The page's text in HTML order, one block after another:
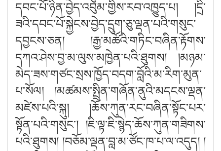
དབང་པོ་ཉིན་བྱེད་འབུམ་གྱིས་རབ་འཁྱུད་པ། །དྲི་
ཟའི་དབང་པོ་སྐྱེངས་བྱེད་དྲུག་ཅུ་ལྡན་པའི་གསུང་
དབྱངས་ཅན། །རྒྱ་མཚོའི་གཏིང་བཞིན་རྟོགས་
དཀའ་ཤེས་བྱ་མ་ལུས་མཁྱེན་པའི་ཐུགས། །མཉམ་
མེད་ཟས་གཙང་སྲས་ཁྱོད་བདག་བློའི་མ་རིག་མུན་
པ་སོལ། །མཚམས་སྤྲིན་གཞོན་ནུའི་མདངས་ལྡན་
མཛེས་པའི་སྐུ། །ཆོས་ཀུན་རང་བཞིན་སྟོང་པར་
སྟོན་པའི་གསུང༌། །ཇི་ལྟ་ཇི་སྙེད་ཆོས་ཀུན་གཟིགས་
པའི་ཐུགས། །བཅོམ་ལྡན་བླ་མ་ཙོང་ཁ་པ་ལ་འདུད། །